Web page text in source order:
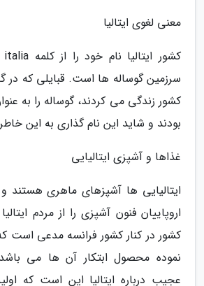
معنی لغوی ایتالیا
سرزمین گوساله ها است. قبایلی که در
کشور زندگی می کردند، گوساله را به
بودند و شاید این نام گذاری به این
غذاها و آشپزی ایتالیایی
ایتالیایی ها آشپزهای ماهری هستند
اروپاییان فنون آشپزی را از مردم
کشور در کنار کشور فرانسه مدعی
نموده محصول ابتکار آن ها می
عجیب درباره ایتالیا این است که